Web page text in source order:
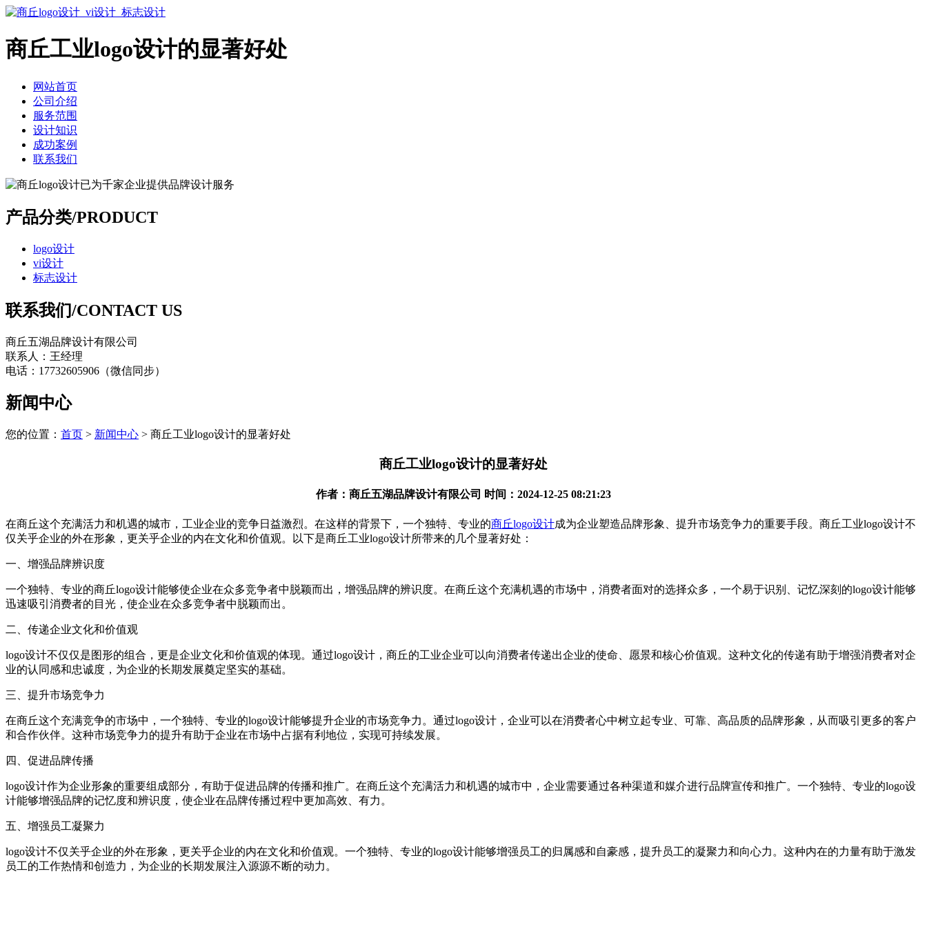
商丘工业logo设计的显著好处
网站首页
公司介绍
服务范围
设计知识
成功案例
联系我们
产品分类/PRODUCT
logo设计
vi设计
标志设计
联系我们/CONTACT US
商丘五湖品牌设计有限公司
联系人：王经理
电话：17732605906（微信同步）
新闻中心
您的位置： 首页 > 新闻中心 > 商丘工业logo设计的显著好处
商丘工业logo设计的显著好处
作者：商丘五湖品牌设计有限公司 时间：2024-12-25 08:21:23
在商丘这个充满活力和机遇的城市，工业企业的竞争日益激烈。在这样的背景下，一个独特、专业的商丘logo设计成为企业塑造品牌形象、提升市场竞争力的重要手段。商丘工业logo设计不
仅关乎企业的外在形象，更关乎企业的内在文化和价值观。以下是商丘工业logo设计所带来的几个显著好处：
一、增强品牌辨识度
一个独特、专业的商丘logo设计能够使企业在众多竞争者中脱颖而出，增强品牌的辨识度。在商丘这个充满机遇的市场中，消费者面对的选择众多，一个易于识别、记忆深刻的logo设计能够
迅速吸引消费者的目光，使企业在众多竞争者中脱颖而出。
二、传递企业文化和价值观
logo设计不仅仅是图形的组合，更是企业文化和价值观的体现。通过logo设计，商丘的工业企业可以向消费者传递出企业的使命、愿景和核心价值观。这种文化的传递有助于增强消费者对企
业的认同感和忠诚度，为企业的长期发展奠定坚实的基础。
三、提升市场竞争力
在商丘这个充满竞争的市场中，一个独特、专业的logo设计能够提升企业的市场竞争力。通过logo设计，企业可以在消费者心中树立起专业、可靠、高品质的品牌形象，从而吸引更多的客户
和合作伙伴。这种市场竞争力的提升有助于企业在市场中占据有利地位，实现可持续发展。
四、促进品牌传播
logo设计作为企业形象的重要组成部分，有助于促进品牌的传播和推广。在商丘这个充满活力和机遇的城市中，企业需要通过各种渠道和媒介进行品牌宣传和推广。一个独特、专业的logo设
计能够增强品牌的记忆度和辨识度，使企业在品牌传播过程中更加高效、有力。
五、增强员工凝聚力
logo设计不仅关乎企业的外在形象，更关乎企业的内在文化和价值观。一个独特、专业的logo设计能够增强员工的归属感和自豪感，提升员工的凝聚力和向心力。这种内在的力量有助于激发
员工的工作热情和创造力，为企业的长期发展注入源源不断的动力。